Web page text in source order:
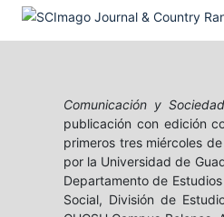
Comunicación y Sociedad
publicación con edición
primeros tres miércoles
por la Universidad de
Departamento de
Social, División de